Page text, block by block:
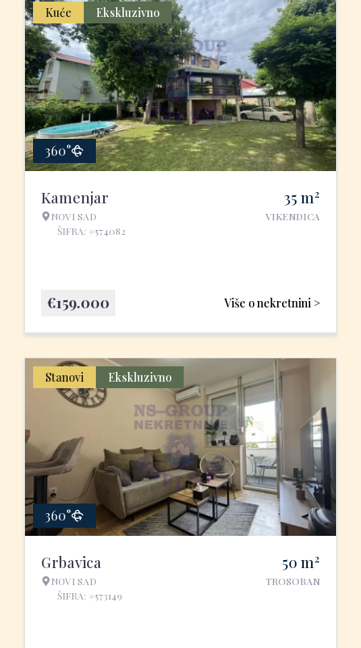
Kuće Ekskluzivno
360°
Kamenjar
NOVI SAD
ŠIFRA: #574082
35 m2
VIKENDICA
Više o nekretnini >
€159.000
Stanovi Ekskluzivno
360°
Grbavica
NOVI SAD
ŠIFRA: #573149
50 m2
TROSOBAN